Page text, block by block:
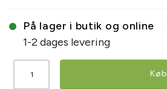
På lager i butik og online
1-2 dages levering
Køb